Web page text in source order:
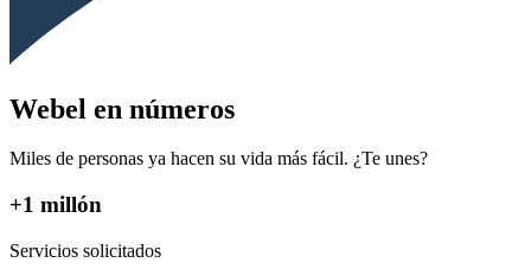
Webel en números
Miles de personas ya hacen su vida más fácil. ¿Te unes?
+1 millón
Servicios solicitados